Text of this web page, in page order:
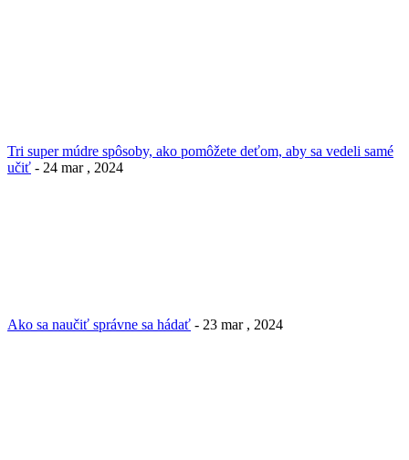
Tri super múdre spôsoby, ako pomôžete deťom, aby sa vedeli samé
učiť - 24 mar , 2024
Ako sa naučiť správne sa hádať - 23 mar , 2024